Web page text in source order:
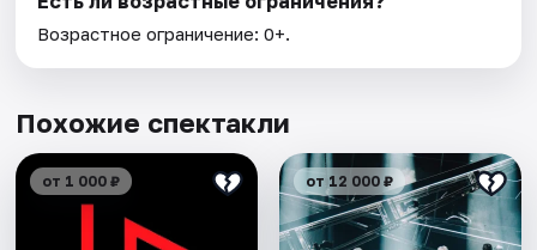
Возрастное ограничение: 0+.
Похожие спектакли
от 1 000 ₽ от 12 000 ₽